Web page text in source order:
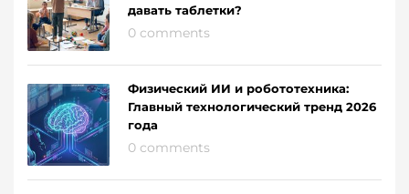
давать таблетки?
0 comments
Физический ИИ и робототехника:
Главный технологический тренд 2026
года
0 comments